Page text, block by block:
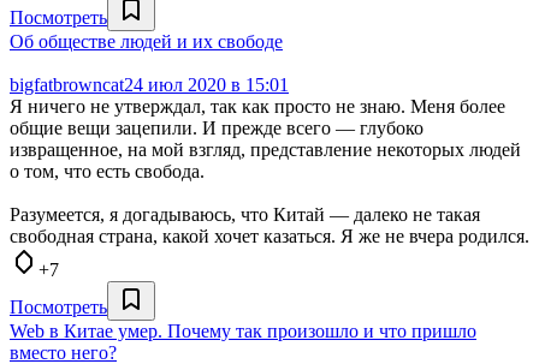
Посмотреть
Об обществе людей и их свободе
bigfatbrowncat24 июл 2020 в 15:01
Я ничего не утверждал, так как просто не знаю. Меня более
общие вещи зацепили. И прежде всего — глубоко
извращенное, на мой взгляд, представление некоторых людей
о том, что есть свобода.
Разумеется, я догадываюсь, что Китай — далеко не такая
свободная страна, какой хочет казаться. Я же не вчера родился.
+7
Посмотреть
Web в Китае умер. Почему так произошло и что пришло
вместо него?